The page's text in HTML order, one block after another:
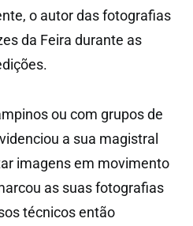
o autor das fotografias
da Feira durante as
ou com grupos de
a sua magistral
imagens em movimento
as suas fotografias
técnicos então